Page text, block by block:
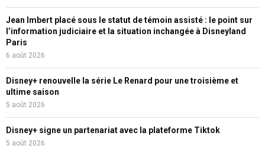
Jean Imbert placé sous le statut de témoin assisté : le point sur
l’information judiciaire et la situation inchangée à Disneyland
Paris
6 août 2026
Disney+ renouvelle la série Le Renard pour une troisième et
ultime saison
5 août 2026
Disney+ signe un partenariat avec la plateforme Tiktok
5 août 2026